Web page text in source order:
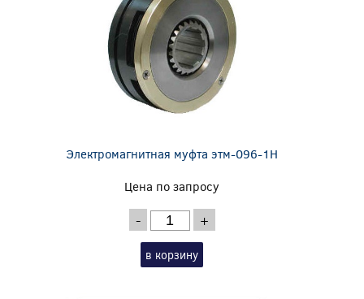
Электромагнитная муфта этм-096-1Н
Цена по запросу
- +
в корзину